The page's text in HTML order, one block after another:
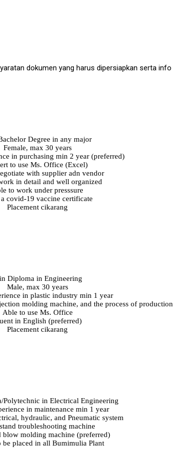
dokumen yang harus dipersiapkan serta
Degree in any major
Female, max 30 years
in purchasing min 2 year (preferred)
to use Ms. Office (Excel)
with supplier adn vendor
in detail and well organized
to work under presssure
covid-19 vaccine certificate
Placement cikarang
Diploma in Engineering
Male, max 30 years
in plastic industry min 1 year
molding machine, and the process of production
Able to use Ms. Office
in English (preferred)
Placement cikarang
Polytechnic in Electrical Engineering
in maintenance min 1 year
hydraulic, and Pneumatic system
troubleshooting machine
blow molding machine (preferred)
placed in all Bumimulia Plant